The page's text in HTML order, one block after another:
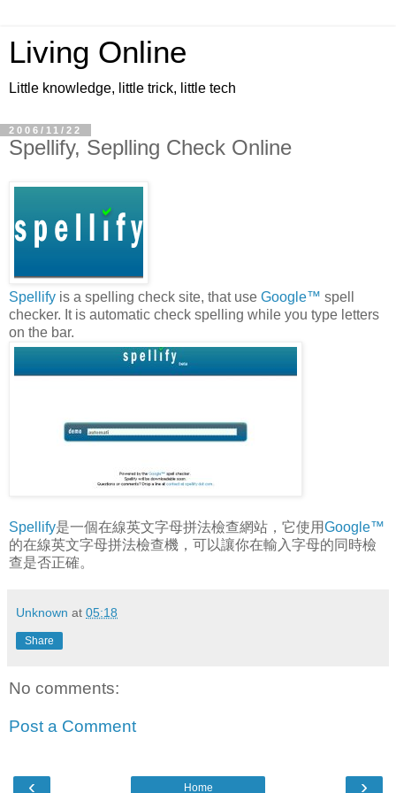
Living Online
Little knowledge, little trick, little tech
2006/11/22
Spellify, Seplling Check Online
Spellify is a spelling check site, that use Google™ spell
checker. It is automatic check spelling while you type letters
on the bar.
Spellify是一個在線英文字母拼法檢查網站，它使用Google™
的在線英文字母拼法檢查機，可以讓你在輸入字母的同時檢
查是否正確。
Unknown at 05:18
Share
No comments:
Post a Comment
‹ ›
Home